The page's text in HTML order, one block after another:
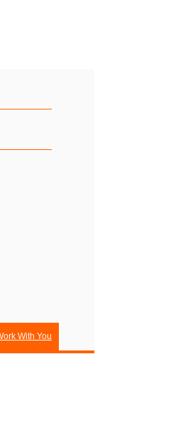
With You